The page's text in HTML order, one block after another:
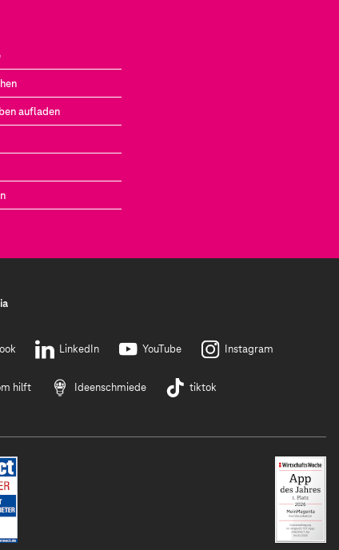
aufladen
LinkedIn YouTube Instagram
hilft Ideenschmiede tiktok